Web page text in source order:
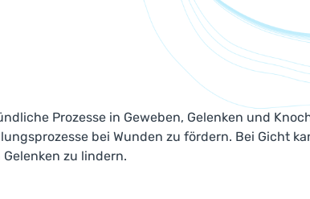
Prozesse in Geweben, Gelenken und
bei Wunden zu fördern. Bei Gicht
zu lindern.